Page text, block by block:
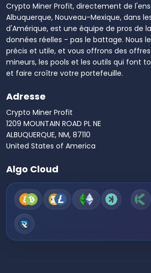
Crypto Miner Profit, directement de
Albuquerque, Nouveau-Mexique, dans
d'Amérique, est une équipe de pros de
données réelles - pas le battage. Nous
précis et utile, et vous offrons des offres
mineurs, les pools et les outils qui font
et faire croître votre portefeuille.
Adresse
Crypto Miner Profit
1209 MOUNTAIN ROAD PL NE
ALBUQUERQUE, NM, 87110
United States of America
Algo Cloud